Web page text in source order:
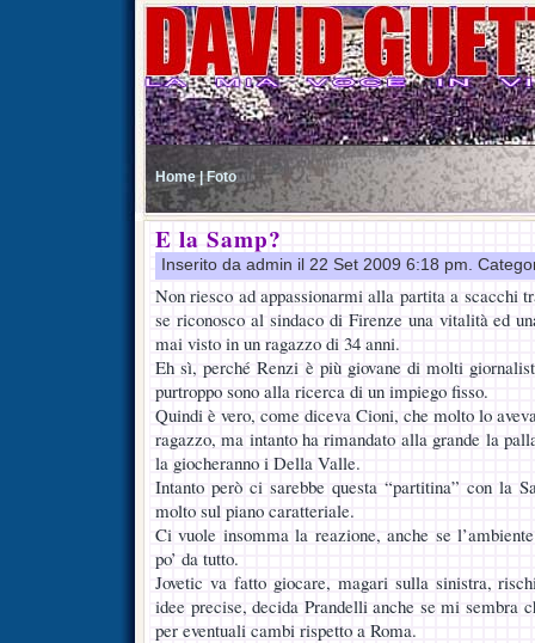
Home | Foto
E la Samp?
Inserito da admin il 22 Set 2009 6:18 pm.
Non riesco ad appassionarmi alla partita a scacchi
se riconosco al sindaco di Firenze una vitalità ed
mai visto in un ragazzo di 34 anni.
Eh sì, perché Renzi è più giovane di molti
purtroppo sono alla ricerca di un impiego fisso.
Quindi è vero, come diceva Cioni, che molto lo
ragazzo, ma intanto ha rimandato alla grande la
la giocheranno i Della Valle.
Intanto però ci sarebbe questa “partitina” con la
molto sul piano caratteriale.
Ci vuole insomma la reazione, anche se
po’ da tutto.
Jovetic va fatto giocare, magari sulla sinistra,
idee precise, decida Prandelli anche se mi sembra
per eventuali cambi rispetto a Roma.